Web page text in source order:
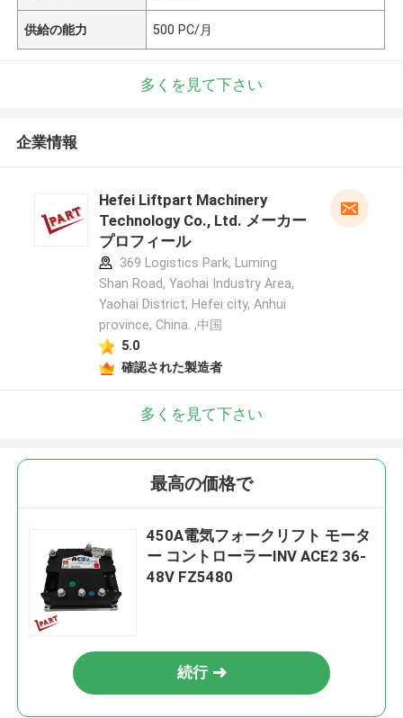
供給の能力 500 PC/月
多くを見て下さい
企業情報
Hefei Liftpart Machinery
Technology Co., Ltd. メーカー
プロフィール
369 Logistics Park, Luming
Shan Road, Yaohai Industry Area,
Yaohai District, Hefei city, Anhui
province, China. ,中国
5.0
確認された製造者
多くを見て下さい
最高の価格で
450A電気フォークリフト モータ
ー コントローラーINV ACE2 36-
48V FZ5480
続行